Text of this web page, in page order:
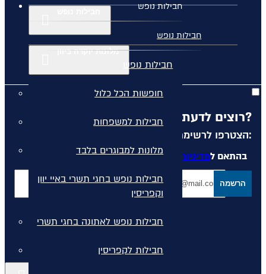
חבילות נופש
חבילות נופש
חבילות נופש
חופשות הכל כלול
חבילות למשפחות
מלונות למבוגרים בלבד
חבילות נופש בחגי תשרי באיי יוון
וקפריסין
חבילות נופש לאתונה בחגי תשרי
חבילות לקפריסין
מלונות יוקרה ביוון
רוצים לדעת מה קורה לפני כולם?
הצטרפו לרשימת הדיוור שלנו:
בהתאם למדיניות הפרטיות המפורסמת באתר
הרשמה